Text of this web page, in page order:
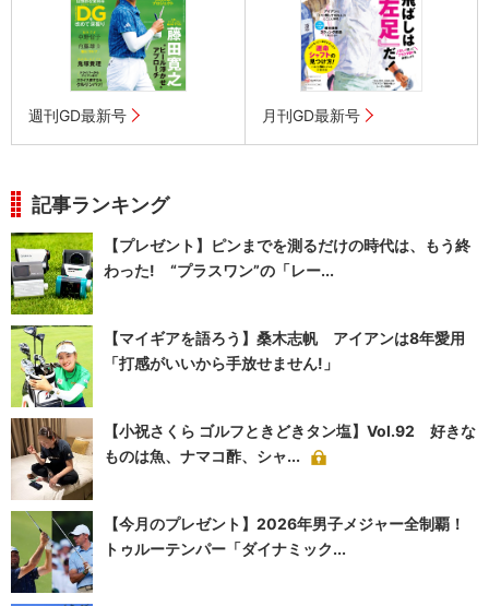
週刊GD最新号 月刊GD最新号
記事ランキング
【プレゼント】ピンまでを測るだけの時代は、もう終
わった! “プラスワン”の「レー...
【マイギアを語ろう】桑木志帆 アイアンは8年愛用
「打感がいいから手放せません!」
【小祝さくら ゴルフときどきタン塩】Vol.92 好きな
ものは魚、ナマコ酢、シャ...
【今月のプレゼント】2026年男子メジャー全制覇！
トゥルーテンパー「ダイナミック...